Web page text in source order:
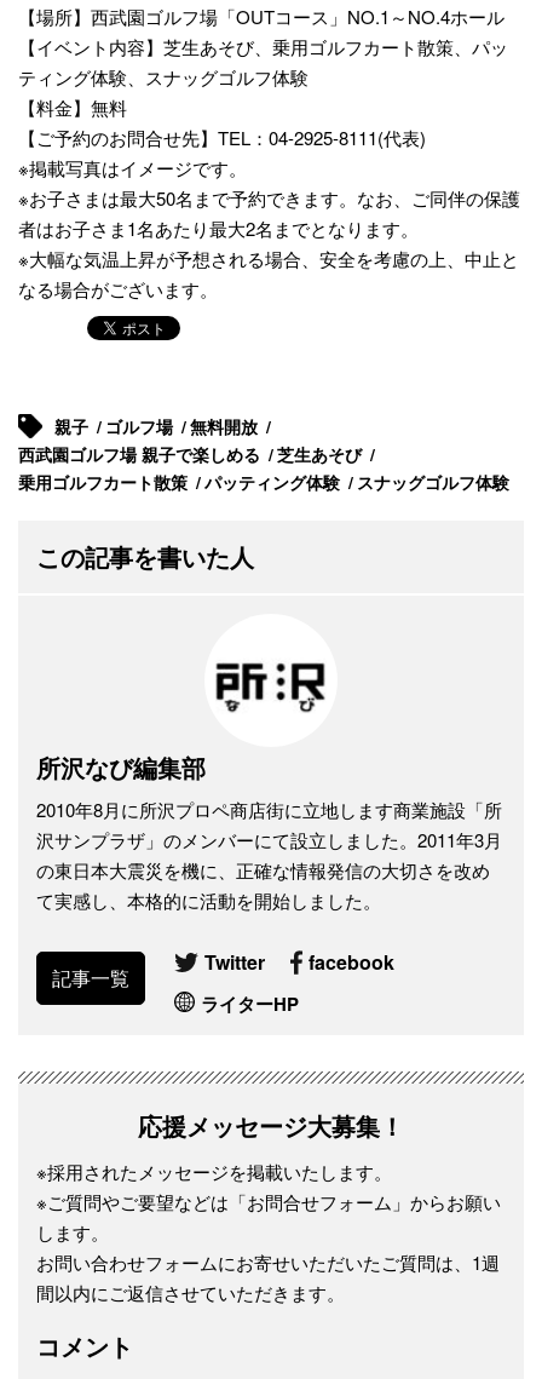
【場所】西武園ゴルフ場「OUTコース」NO.1～NO.4ホール
【イベント内容】芝生あそび、乗用ゴルフカート散策、パッ
ティング体験、スナッグゴルフ体験
【料金】無料
【ご予約のお問合せ先】TEL：04-2925-8111(代表)
※掲載写真はイメージです。
※お子さまは最大50名まで予約できます。なお、ご同伴の保護
者はお子さま1名あたり最大2名までとなります。
※大幅な気温上昇が予想される場合、安全を考慮の上、中止と
なる場合がございます。
親子 ゴルフ場
無料開放
西武園ゴルフ場 親子で楽しめる
芝生あそび
乗用ゴルフカート散策
パッティング体験 スナッグゴルフ体験
この記事を書いた人
所沢なび編集部
2010年8月に所沢プロペ商店街に立地します商業施設「所
沢サンプラザ」のメンバーにて設立しました。2011年3月
の東日本大震災を機に、正確な情報発信の大切さを改め
て実感し、本格的に活動を開始しました。
記事一覧
Twitter facebook
ライターHP
応援メッセージ大募集！
※採用されたメッセージを掲載いたします。
※ご質問やご要望などは「お問合せフォーム」からお願い
します。
お問い合わせフォームにお寄せいただいたご質問は、1週
間以内にご返信させていただきます。
コメント